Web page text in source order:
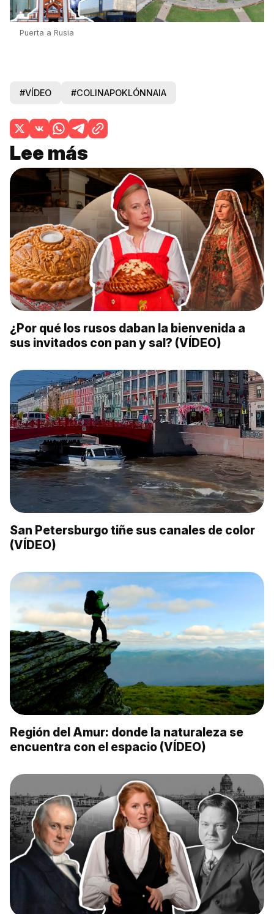
Puerta a Rusia
#VÍDEO #COLINAPOKLÓNNAIA
Lee más
¿Por qué los rusos daban la bienvenida a
sus invitados con pan y sal? (VÍDEO)
San Petersburgo tiñe sus canales de color
(VÍDEO)
Región del Amur: donde la naturaleza se
encuentra con el espacio (VÍDEO)